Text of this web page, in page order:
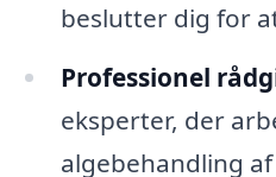
beslutter dig for
Professionel
eksperter, der
algebehandling